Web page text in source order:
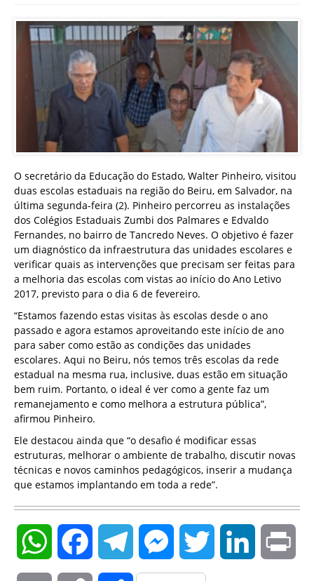
O secretário da Educação do Estado, Walter Pinheiro, visitou
duas escolas estaduais na região do Beiru, em Salvador, na
última segunda-feira (2). Pinheiro percorreu as instalações
dos Colégios Estaduais Zumbi dos Palmares e Edvaldo
Fernandes, no bairro de Tancredo Neves. O objetivo é fazer
um diagnóstico da infraestrutura das unidades escolares e
verificar quais as intervenções que precisam ser feitas para
a melhoria das escolas com vistas ao início do Ano Letivo
2017, previsto para o dia 6 de fevereiro.
“Estamos fazendo estas visitas às escolas desde o ano
passado e agora estamos aproveitando este início de ano
para saber como estão as condições das unidades
escolares. Aqui no Beiru, nós temos três escolas da rede
estadual na mesma rua, inclusive, duas estão em situação
bem ruim. Portanto, o ideal é ver como a gente faz um
remanejamento e como melhora a estrutura pública”,
afirmou Pinheiro.
Ele destacou ainda que “o desafio é modificar essas
estruturas, melhorar o ambiente de trabalho, discutir novas
técnicas e novos caminhos pedagógicos, inserir a mudança
que estamos implantando em toda a rede”.
WhatsAppFacebookTelegramMessengerTwitter LinkedIn